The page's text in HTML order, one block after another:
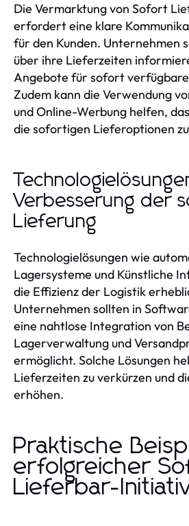
Die Vermarktung von Sofort
erfordert eine klare
für den Kunden. Unternehmen
über ihre Lieferzeiten
Angebote für sofort
Zudem kann die Verwendung
und Online-Werbung helfen,
die sofortigen Lieferoptionen
Verbesserung der
Lieferung
Technologielösungen wie
Lagersysteme und Künstliche
die Effizienz der Logistik
Unternehmen sollten in
eine nahtlose Integration von
Lagerverwaltung und
ermöglicht. Solche Lösungen
Lieferzeiten zu verkürzen und
erhöhen.
Praktische
erfolgreicher
Lieferbar-